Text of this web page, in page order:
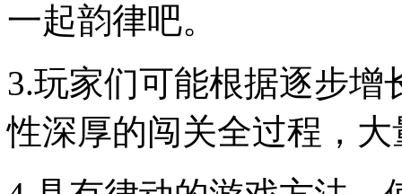
一起韵律吧。
3.玩家们可能根据逐步
性深厚的闯关全过程，